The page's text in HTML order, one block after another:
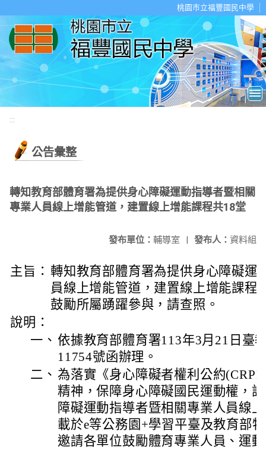
桃園市立福豐國民中學
:::
公告彙整
轉知教育部體育署為提供身心障礙運動指導者暨相關
專業人員線上增能管道，建置線上增能課程共18堂
發布人： 資料組
發布單位： 輔導室 |
主旨： 轉知教育部體育署為提供身心障礙運
員線上增能管道，建置線上增能課程
鼓勵所屬踴躍參與，請查照。
說明：
一、 依據教育部體育署113年3月21日臺
11754號函辦理。
二、 為落實《身心障礙者權利公約
精神，保障身心障礙國民運動權，
障礙運動指導者暨相關專業人員線
載於e等公務園+學習平臺及教育部
邀請各單位鼓勵體育專業人員、運